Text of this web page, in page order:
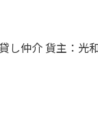
仲介 貨主：光